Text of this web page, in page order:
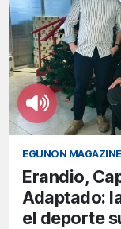
EGUNON MAGAZINE
Erandio,
Adaptado:
el deporte